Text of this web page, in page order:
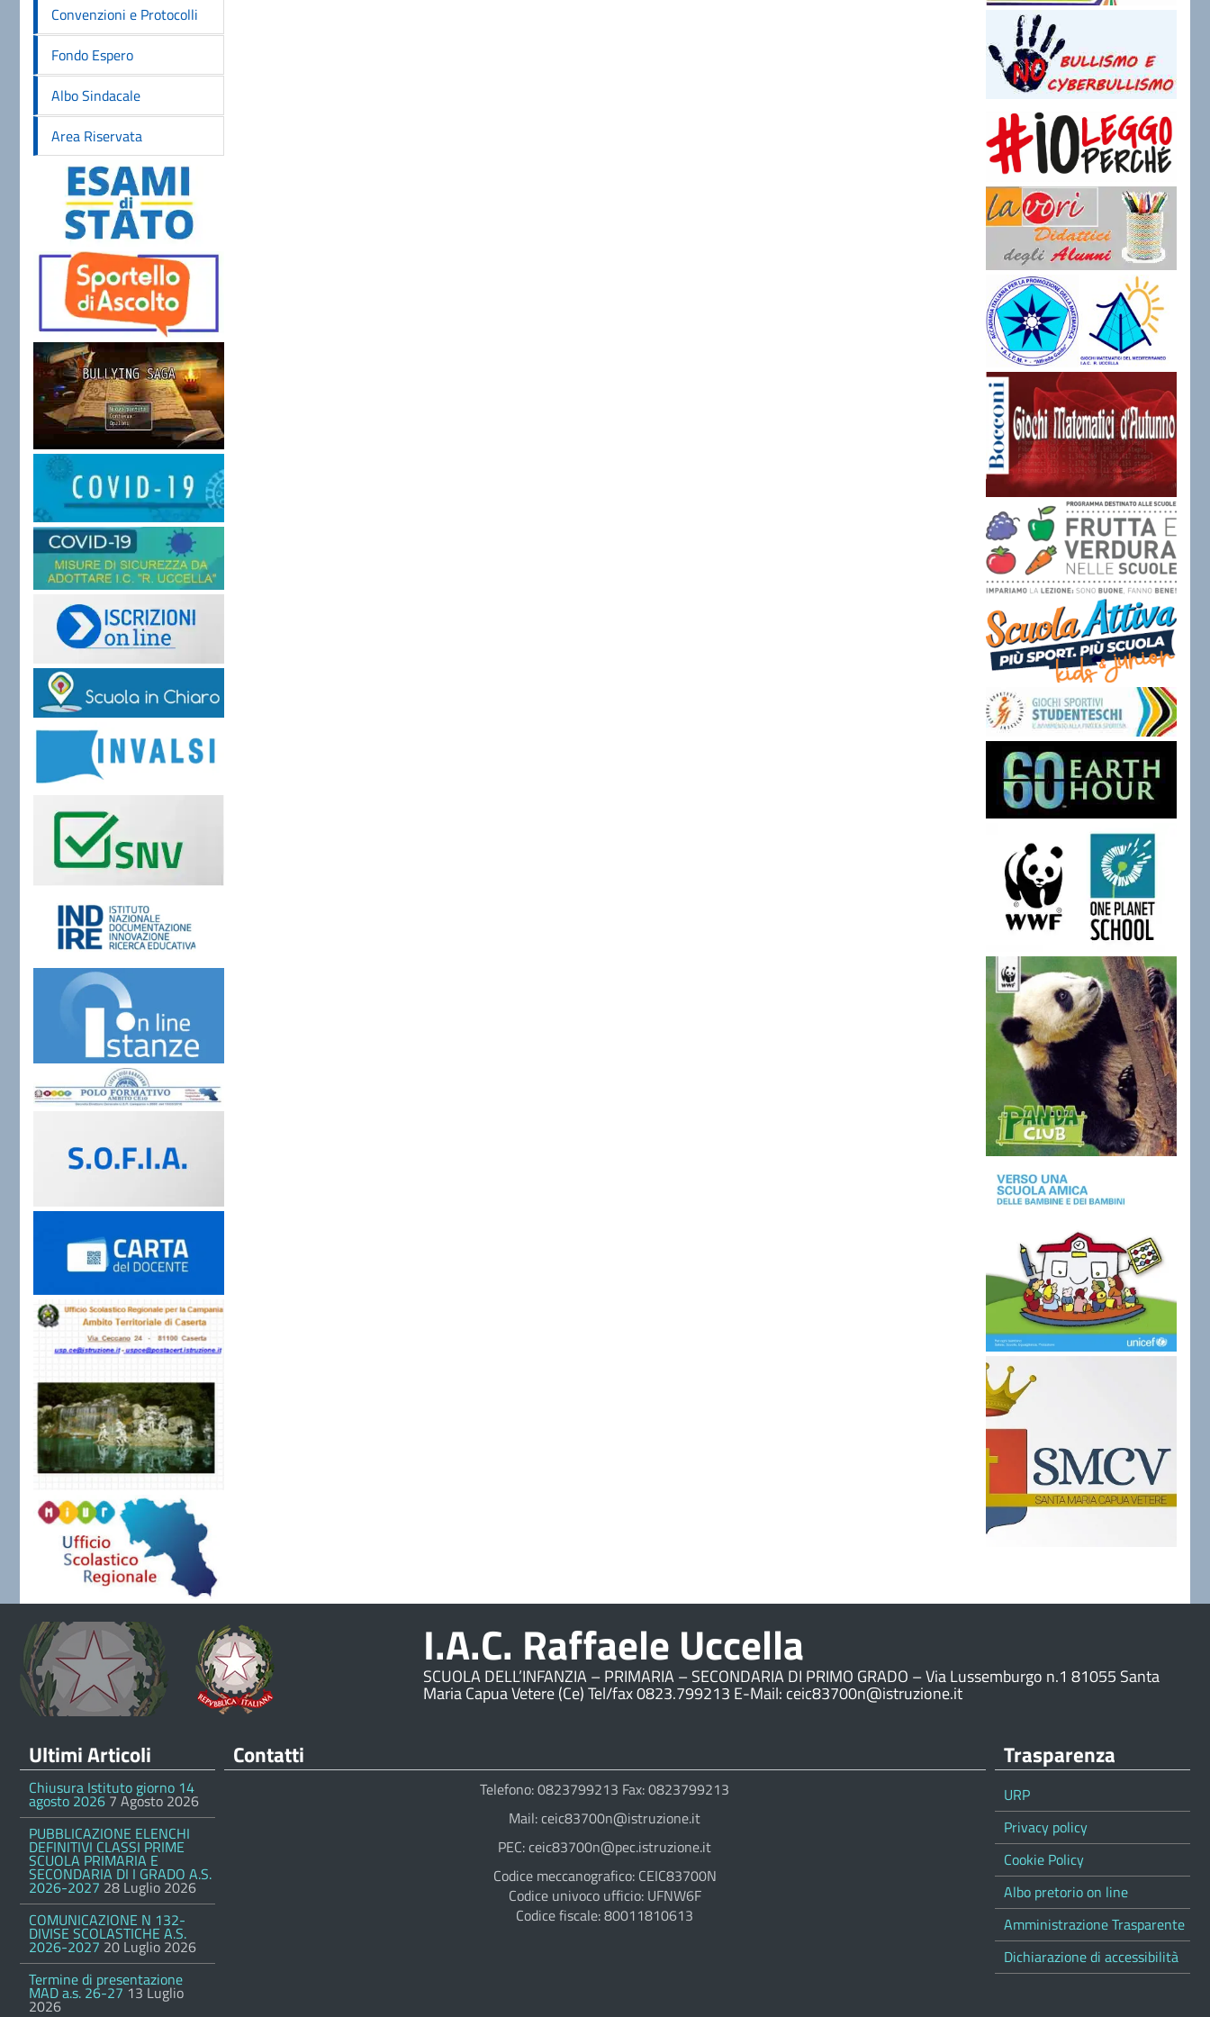
Convenzioni e Protocolli
Fondo Espero
Albo Sindacale
Area Riservata
I.A.C. Raffaele Uccella
SCUOLA DELL’INFANZIA – PRIMARIA – SECONDARIA DI PRIMO GRADO – Via Lussemburgo n.1 81055 Santa
Maria Capua Vetere (Ce) Tel/fax 0823.799213 E-Mail: ceic83700n@istruzione.it
Ultimi Articoli
Chiusura Istituto giorno 14
agosto 2026 7 Agosto 2026
PUBBLICAZIONE ELENCHI
DEFINITIVI CLASSI PRIME
SCUOLA PRIMARIA E
SECONDARIA DI I GRADO A.S.
2026-2027 28 Luglio 2026
COMUNICAZIONE N 132-
DIVISE SCOLASTICHE A.S.
2026-2027 20 Luglio 2026
Termine di presentazione
MAD a.s. 26-27 13 Luglio
2026
Contatti
Telefono: 0823799213 Fax: 0823799213
Mail: ceic83700n@istruzione.it
PEC: ceic83700n@pec.istruzione.it
Codice meccanografico: CEIC83700N
Codice univoco ufficio: UFNW6F
Codice fiscale: 80011810613
Trasparenza
URP
Privacy policy
Cookie Policy
Albo pretorio on line
Amministrazione Trasparente
Dichiarazione di accessibilità